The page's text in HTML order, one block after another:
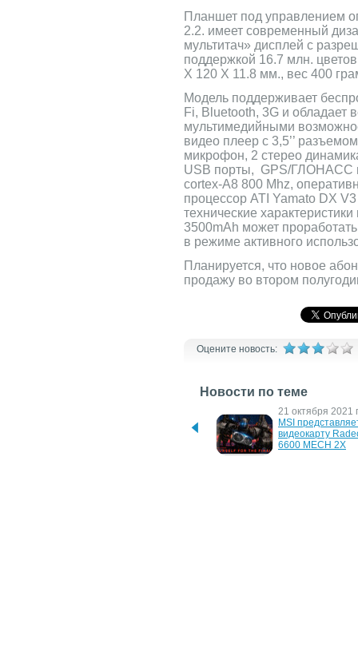
Планшет под управлением
2.2. имеет современный
мультитач» дисплей с
поддержкой 16.7 млн.
X 120 X 11.8 мм., вес 400
Модель поддерживает
Fi, Bluetooth, 3G и
мультимедийными
видео плеер с 3,5’’
микрофон, 2 стерео
USB порты, GPS/ГЛОНАСС
cortex-A8 800 Mhz,
процессор ATI Yamato DX
технические
3500mAh может
в режиме активного
Планируется, что новое
продажу во втором
Оцените новость:
Новости по теме
21 октября 2021
MSI
видеокарту
6600 MECH 2X